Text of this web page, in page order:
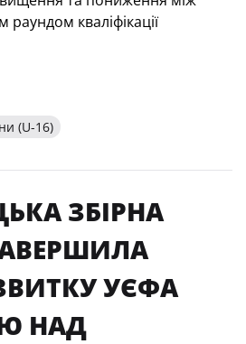
кваліфікації
(U-16)
ЗБІРНА
УЄФА
НАД